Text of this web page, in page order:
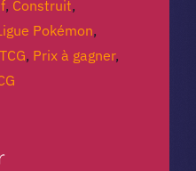
, Construit,
Pokémon,
, Prix à gagner,